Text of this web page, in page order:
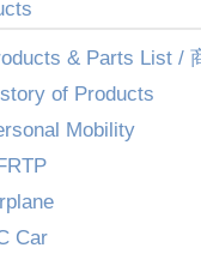
& Parts List /
of Products
Mobility
Car